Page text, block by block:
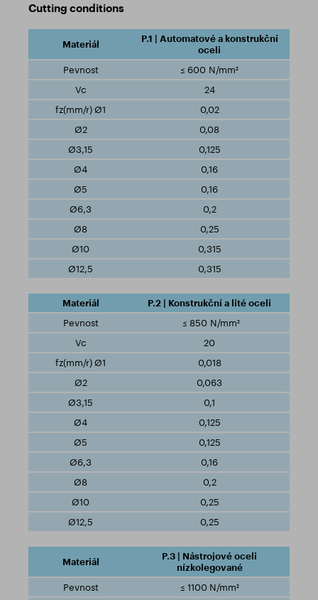
Cutting conditions
P.1 | Automatové a konstrukční
oceli
≤ 600 N/mm²
24
0,02
0,08
0,125
0,16
0,16
0,2
0,25
0,315
0,315
P.2 | Konstrukční a lité oceli
≤ 850 N/mm²
20
0,018
0,063
0,1
0,125
0,125
0,16
0,2
0,25
0,25
P.3 | Nástrojové oceli
nízkolegované
≤ 1100 N/mm²